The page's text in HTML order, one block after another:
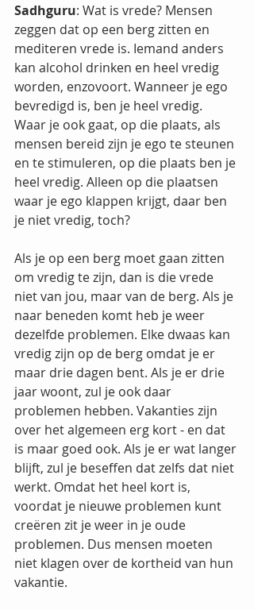
Sadhguru: Wat is vrede? Mensen
zeggen dat op een berg zitten en
mediteren vrede is. Iemand anders
kan alcohol drinken en heel vredig
worden, enzovoort. Wanneer je ego
bevredigd is, ben je heel vredig.
Waar je ook gaat, op die plaats, als
mensen bereid zijn je ego te steunen
en te stimuleren, op die plaats ben je
heel vredig. Alleen op die plaatsen
waar je ego klappen krijgt, daar ben
je niet vredig, toch?
Als je op een berg moet gaan zitten
om vredig te zijn, dan is die vrede
niet van jou, maar van de berg. Als je
naar beneden komt heb je weer
dezelfde problemen. Elke dwaas kan
vredig zijn op de berg omdat je er
maar drie dagen bent. Als je er drie
jaar woont, zul je ook daar
problemen hebben. Vakanties zijn
over het algemeen erg kort - en dat
is maar goed ook. Als je er wat langer
blijft, zul je beseffen dat zelfs dat niet
werkt. Omdat het heel kort is,
voordat je nieuwe problemen kunt
creëren zit je weer in je oude
problemen. Dus mensen moeten
niet klagen over de kortheid van hun
vakantie.